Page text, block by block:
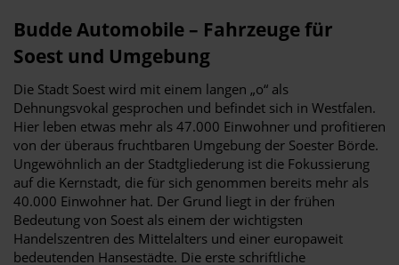
Budde Automobile – Fahrzeuge für
Soest und Umgebung
Die Stadt Soest wird mit einem langen „o“ als
Dehnungsvokal gesprochen und befindet sich in Westfalen.
Hier leben etwas mehr als 47.000 Einwohner und profitieren
von der überaus fruchtbaren Umgebung der Soester Börde.
Ungewöhnlich an der Stadtgliederung ist die Fokussierung
auf die Kernstadt, die für sich genommen bereits mehr als
40.000 Einwohner hat. Der Grund liegt in der frühen
Bedeutung von Soest als einem der wichtigsten
Handelszentren des Mittelalters und einer europaweit
bedeutenden Hansestädte. Die erste schriftliche